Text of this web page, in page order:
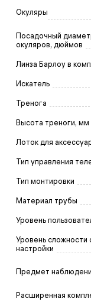
Окуляры
Посадочный
окуляров, дюймов
Линза Барлоу в
Искатель
Тренога
Высота треноги, мм
Лоток для
Тип управления
Тип монтировки
Материал трубы
Уровень
Уровень сложности
настройки
Предмет
Расширенная